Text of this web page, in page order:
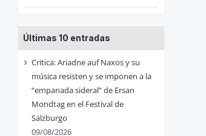
Últimas 10 entradas
Critica: Ariadne auf Naxos y su
música resisten y se imponen a la
“empanada sideral” de Ersan
Mondtag en el Festival de
Salzburgo
09/08/2026